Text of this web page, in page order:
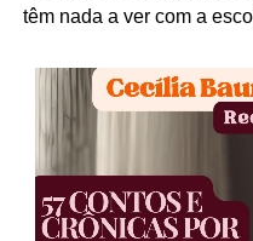
têm nada a ver com a